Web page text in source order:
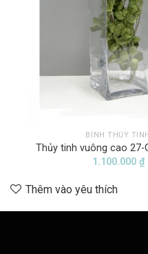
BÌNH THỦY
Thủy tinh vuông cao 27-
1.100.000 ₫
Thêm vào yêu thích